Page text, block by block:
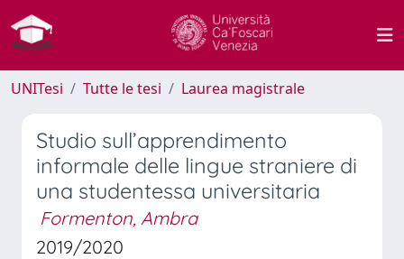
UNITesi Tutte le tesi Laurea magistrale
Studio sull’apprendimento
informale delle lingue straniere di
una studentessa universitaria
Formenton, Ambra
2019/2020